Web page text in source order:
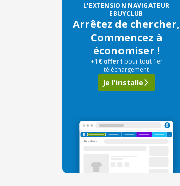
L'EXTENSION NAVIGATEUR
EBUYCLUB
Arrêtez de chercher,
Commencez à
économiser !
+1€ offert pour tout 1er
téléchargement
Je l'installe